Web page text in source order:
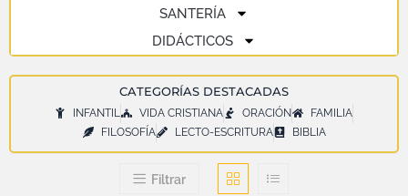
SANTERÍA
DIDÁCTICOS
CATEGORÍAS DESTACADAS
INFANTIL VIDA CRISTIANA ORACIÓN
FAMILIA
FILOSOFÍA
LECTO-ESCRITURA BIBLIA
Filtrar